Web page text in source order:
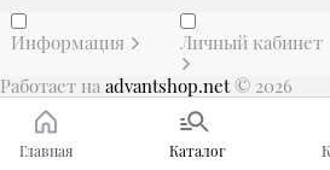
Информация
Личный кабинет
Работает на advantshop.net © 2026
Главная Каталог